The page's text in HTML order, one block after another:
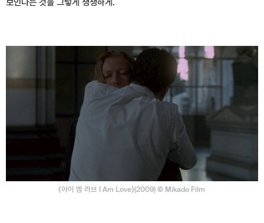
⟨아이 엠 러브 I Am Love⟩(2009) © Mikado Film